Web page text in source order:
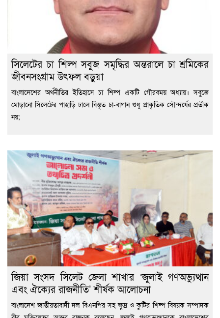
সিলেটের চা শিল্প সবুজ সমৃদ্ধির অন্তরালে চা শ্রমিকের
জীবনসংগ্রাম উৎফল বড়ুয়া
বাংলাদেশের অর্থনীতির ইতিহাসে চা শিল্প একটি গৌরবময় অধ্যায়। সবুজে
মোড়ানো সিলেটের পাহাড়ি ঢালে বিস্তৃত চা-বাগান শুধু প্রাকৃতিক সৌন্দর্যের প্রতীক
নয়;
জিয়া সংসদ সিলেট জেলা শাখার ‘জুলাই গণঅভ্যুত্থান
এবং ঐক্যের রাজনীতি’ শীর্ষক আলোচনা
বাংলাদেশ জাতীয়তাবাদী দল বিএনপির সহ ক্ষুদ্র ও কুটির শিল্প বিষয়ক সম্পাদক